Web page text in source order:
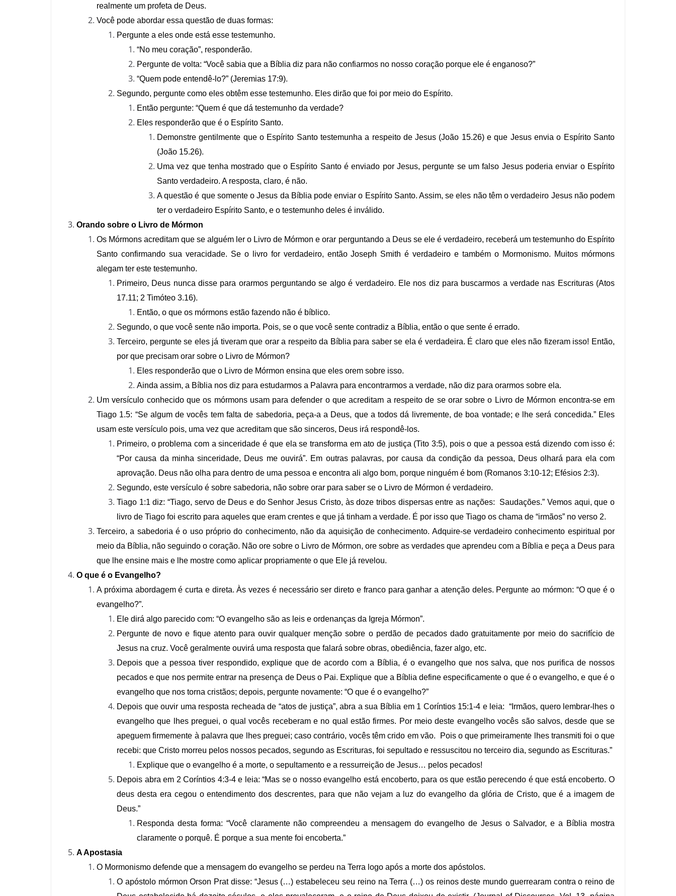
realmente um profeta de Deus.
Você pode abordar essa questão de duas formas:
Pergunte a eles onde está esse testemunho.
“No meu coração”, responderão.
Pergunte de volta: “Você sabia que a Bíblia diz para não confiarmos no nosso coração porque ele é enganoso?”
“Quem pode entendê-lo?” (Jeremias 17:9).
Segundo, pergunte como eles obtêm esse testemunho. Eles dirão que foi por meio do Espírito.
Então pergunte: “Quem é que dá testemunho da verdade?
Eles responderão que é o Espírito Santo.
Demonstre gentilmente que o Espírito Santo testemunha a respeito de Jesus (João 15.26) e que Jesus envia o Espírito Santo
(João 15.26).
Uma vez que tenha mostrado que o Espírito Santo é enviado por Jesus, pergunte se um falso Jesus poderia enviar o Espírito
Santo verdadeiro. A resposta, claro, é não.
A questão é que somente o Jesus da Bíblia pode enviar o Espírito Santo. Assim, se eles não têm o verdadeiro Jesus não podem
ter o verdadeiro Espírito Santo, e o testemunho deles é inválido.
Orando sobre o Livro de Mórmon
Os Mórmons acreditam que se alguém ler o Livro de Mórmon e orar perguntando a Deus se ele é verdadeiro, receberá um testemunho do Espírito
Santo confirmando sua veracidade. Se o livro for verdadeiro, então Joseph Smith é verdadeiro e também o Mormonismo. Muitos mórmons
alegam ter este testemunho.
Primeiro, Deus nunca disse para orarmos perguntando se algo é verdadeiro. Ele nos diz para buscarmos a verdade nas Escrituras (Atos
17.11; 2 Timóteo 3.16).
Então, o que os mórmons estão fazendo não é bíblico.
Segundo, o que você sente não importa. Pois, se o que você sente contradiz a Bíblia, então o que sente é errado.
Terceiro, pergunte se eles já tiveram que orar a respeito da Bíblia para saber se ela é verdadeira. É claro que eles não fizeram isso! Então,
por que precisam orar sobre o Livro de Mórmon?
Eles responderão que o Livro de Mórmon ensina que eles orem sobre isso.
Ainda assim, a Bíblia nos diz para estudarmos a Palavra para encontrarmos a verdade, não diz para orarmos sobre ela.
Um versículo conhecido que os mórmons usam para defender o que acreditam a respeito de se orar sobre o Livro de Mórmon encontra-se em
Tiago 1.5: “Se algum de vocês tem falta de sabedoria, peça-a a Deus, que a todos dá livremente, de boa vontade; e lhe será concedida.” Eles
usam este versículo pois, uma vez que acreditam que são sinceros, Deus irá respondê-los.
Primeiro, o problema com a sinceridade é que ela se transforma em ato de justiça (Tito 3:5), pois o que a pessoa está dizendo com isso é:
“Por causa da minha sinceridade, Deus me ouvirá”. Em outras palavras, por causa da condição da pessoa, Deus olhará para ela com
aprovação. Deus não olha para dentro de uma pessoa e encontra ali algo bom, porque ninguém é bom (Romanos 3:10-12; Efésios 2:3).
Segundo, este versículo é sobre sabedoria, não sobre orar para saber se o Livro de Mórmon é verdadeiro.
Tiago 1:1 diz: “Tiago, servo de Deus e do Senhor Jesus Cristo, às doze tribos dispersas entre as nações: Saudações.” Vemos aqui, que o
livro de Tiago foi escrito para aqueles que eram crentes e que já tinham a verdade. É por isso que Tiago os chama de “irmãos” no verso 2.
Terceiro, a sabedoria é o uso próprio do conhecimento, não da aquisição de conhecimento. Adquire-se verdadeiro conhecimento espiritual por
meio da Bíblia, não seguindo o coração. Não ore sobre o Livro de Mórmon, ore sobre as verdades que aprendeu com a Bíblia e peça a Deus para
que lhe ensine mais e lhe mostre como aplicar propriamente o que Ele já revelou.
O que é o Evangelho?
A próxima abordagem é curta e direta. Às vezes é necessário ser direto e franco para ganhar a atenção deles. Pergunte ao mórmon: “O que é o
evangelho?”.
Ele dirá algo parecido com: “O evangelho são as leis e ordenanças da Igreja Mórmon”.
Pergunte de novo e fique atento para ouvir qualquer menção sobre o perdão de pecados dado gratuitamente por meio do sacrifício de
Jesus na cruz. Você geralmente ouvirá uma resposta que falará sobre obras, obediência, fazer algo, etc.
Depois que a pessoa tiver respondido, explique que de acordo com a Bíblia, é o evangelho que nos salva, que nos purifica de nossos
pecados e que nos permite entrar na presença de Deus o Pai. Explique que a Bíblia define especificamente o que é o evangelho, e que é o
evangelho que nos torna cristãos; depois, pergunte novamente: “O que é o evangelho?”
Depois que ouvir uma resposta recheada de “atos de justiça”, abra a sua Bíblia em 1 Coríntios 15:1-4 e leia: “Irmãos, quero lembrar-lhes o
evangelho que lhes preguei, o qual vocês receberam e no qual estão firmes. Por meio deste evangelho vocês são salvos, desde que se
apeguem firmemente à palavra que lhes preguei; caso contrário, vocês têm crido em vão. Pois o que primeiramente lhes transmiti foi o que
recebi: que Cristo morreu pelos nossos pecados, segundo as Escrituras, foi sepultado e ressuscitou no terceiro dia, segundo as Escrituras.”
Explique que o evangelho é a morte, o sepultamento e a ressurreição de Jesus… pelos pecados!
Depois abra em 2 Coríntios 4:3-4 e leia: “Mas se o nosso evangelho está encoberto, para os que estão perecendo é que está encoberto. O
deus desta era cegou o entendimento dos descrentes, para que não vejam a luz do evangelho da glória de Cristo, que é a imagem de
Deus.”
Responda desta forma: “Você claramente não compreendeu a mensagem do evangelho de Jesus o Salvador, e a Bíblia mostra
claramente o porquê. É porque a sua mente foi encoberta.”
A Apostasia
O Mormonismo defende que a mensagem do evangelho se perdeu na Terra logo após a morte dos apóstolos.
O apóstolo mórmon Orson Prat disse: “Jesus (…) estabeleceu seu reino na Terra (…) os reinos deste mundo guerrearam contra o reino de